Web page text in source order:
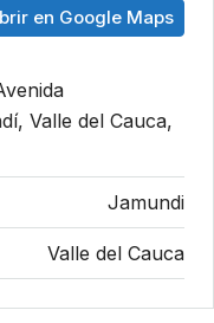
en Google Maps
Valle del Cauca,
Jamundi
Valle del Cauca